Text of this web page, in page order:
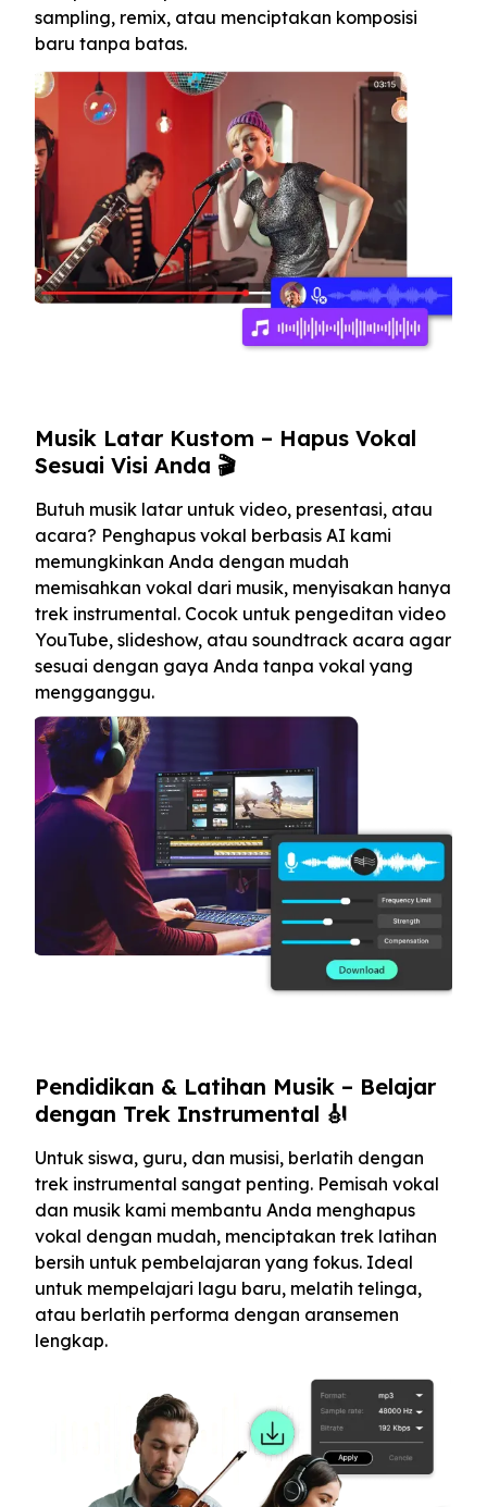
sampling, remix, atau menciptakan komposisi
baru tanpa batas.
Musik Latar Kustom – Hapus Vokal
Sesuai Visi Anda 🎬
Butuh musik latar untuk video, presentasi, atau
acara? Penghapus vokal berbasis AI kami
memungkinkan Anda dengan mudah
memisahkan vokal dari musik, menyisakan hanya
trek instrumental. Cocok untuk pengeditan video
YouTube, slideshow, atau soundtrack acara agar
sesuai dengan gaya Anda tanpa vokal yang
mengganggu.
Pendidikan & Latihan Musik – Belajar
dengan Trek Instrumental 🎻
Untuk siswa, guru, dan musisi, berlatih dengan
trek instrumental sangat penting. Pemisah vokal
dan musik kami membantu Anda menghapus
vokal dengan mudah, menciptakan trek latihan
bersih untuk pembelajaran yang fokus. Ideal
untuk mempelajari lagu baru, melatih telinga,
atau berlatih performa dengan aransemen
lengkap.